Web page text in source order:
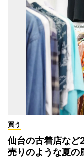
買う
仙台の古着店な
売りのような夏の